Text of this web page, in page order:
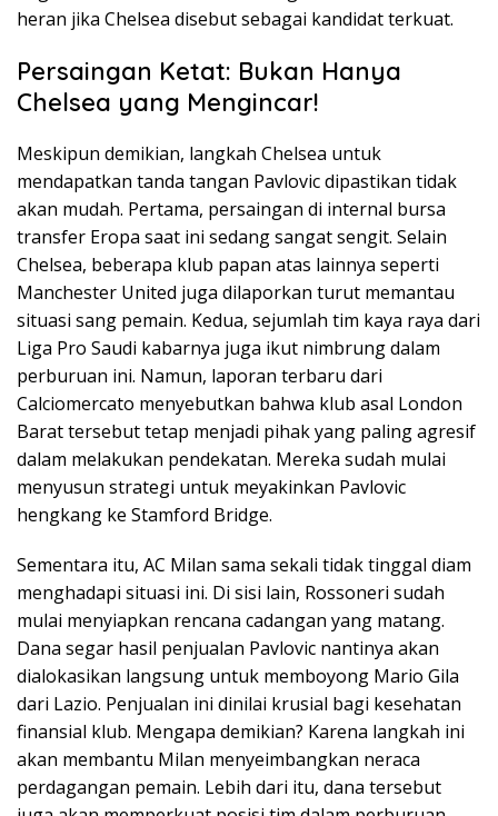
heran jika Chelsea disebut sebagai kandidat terkuat.
Persaingan Ketat: Bukan Hanya
Chelsea yang Mengincar!
Meskipun demikian, langkah Chelsea untuk
mendapatkan tanda tangan Pavlovic dipastikan tidak
akan mudah. Pertama, persaingan di internal bursa
transfer Eropa saat ini sedang sangat sengit. Selain
Chelsea, beberapa klub papan atas lainnya seperti
Manchester United juga dilaporkan turut memantau
situasi sang pemain. Kedua, sejumlah tim kaya raya dari
Liga Pro Saudi kabarnya juga ikut nimbrung dalam
perburuan ini. Namun, laporan terbaru dari
Calciomercato menyebutkan bahwa klub asal London
Barat tersebut tetap menjadi pihak yang paling agresif
dalam melakukan pendekatan. Mereka sudah mulai
menyusun strategi untuk meyakinkan Pavlovic
hengkang ke Stamford Bridge.
Sementara itu, AC Milan sama sekali tidak tinggal diam
menghadapi situasi ini. Di sisi lain, Rossoneri sudah
mulai menyiapkan rencana cadangan yang matang.
Dana segar hasil penjualan Pavlovic nantinya akan
dialokasikan langsung untuk memboyong Mario Gila
dari Lazio. Penjualan ini dinilai krusial bagi kesehatan
finansial klub. Mengapa demikian? Karena langkah ini
akan membantu Milan menyeimbangkan neraca
perdagangan pemain. Lebih dari itu, dana tersebut